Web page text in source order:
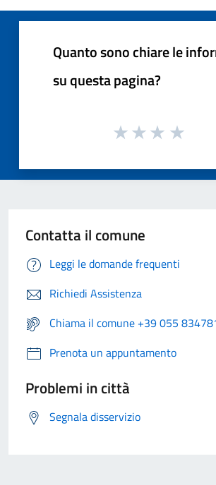
Quanto sono chiare le
su questa pagina?
Contatta il comune
Leggi le domande frequenti
Richiedi Assistenza
Chiama il comune +39 055
Prenota un appuntamento
Problemi in città
Segnala disservizio